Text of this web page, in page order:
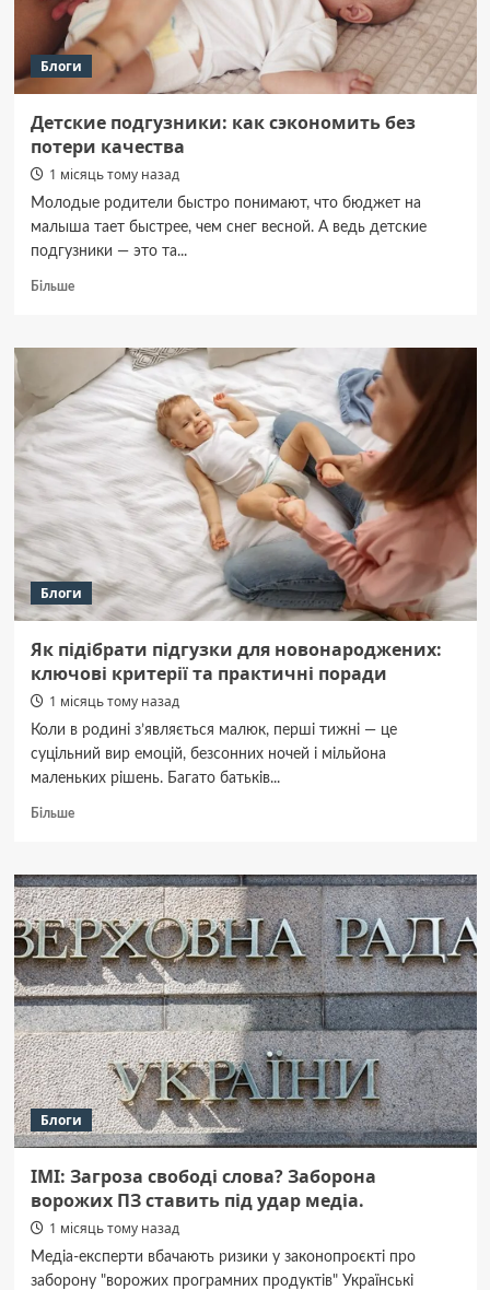
Блоги
Детские подгузники: как сэкономить без
потери качества
1 місяць тому назад
Молодые родители быстро понимают, что бюджет на
малыша тает быстрее, чем снег весной. А ведь детские
подгузники — это та...
БільшеДокладніше
подгузники:
сэкономить
без
качества
Блоги
Як підібрати підгузки для новонароджених:
ключові критерії та практичні поради
1 місяць тому назад
Коли в родині з’являється малюк, перші тижні — це
суцільний вир емоцій, безсонних ночей і мільйона
маленьких рішень. Багато батьків...
БільшеДокладніше
підібрати
підгузки
для
новонароджених:
ключові
критерії
та
практичні
поради
Блоги
ІМІ: Загроза свободі слова? Заборона
ворожих ПЗ ставить під удар медіа.
1 місяць тому назад
Медіа-експерти вбачають ризики у законопроєкті про
заборону "ворожих програмних продуктів" Українські